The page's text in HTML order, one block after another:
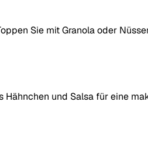
Sie mit Granola oder
und Salsa für eine